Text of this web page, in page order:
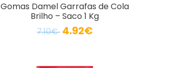
Gomas Damel Garrafas de Cola
Brilho – Saco 1 Kg
7.10€ 4.92€